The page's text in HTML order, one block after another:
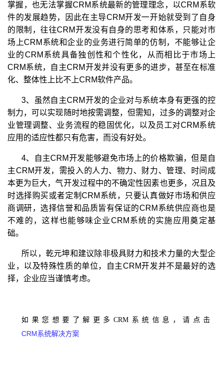
掌握，也无法掌握CRM系统最新的管理理念，以CRM系软
件的发展趋势，因此在主导CRM开发一开始就受到了自身
的限制，往往CRM开发没有自身的思考和体系，只能对市
场上CRM系统和企业的业务进行简单的仿制，不能够让企
业的CRM系统具备独创性和个性化，从而相比于市场上
CRM系统，自主CRM开发并没有更多的进步，甚至在标准
化、整体性上比不上CRM软件产品。
3、虽然自主CRM开发的企业对与系统本身有更强的控
制力，可以实现随时地按需调整，但需知，过多的调整对企
业管理调整、业务流程的稳固优化，以及员工对CRM系统
应用的适应性都只有危害，而没有好处。
4、自主CRM开发能够避免市场上的价格欺骗，但是自
主CRM开发，需投入的人力、物力、财力、管理、时间成
本更为巨大，气开发过程中的不确定性因素也更多，况且及
时选择购买或者定制CRM系统，只要认真做好市场和供应
商调研，选择信誉和品质皆有保证的CRM系统供应商也是
不难的，这样也能够味企业CRM系统的实施应用奠定基
础。
所以，乾元坤和建议除非极具财力和技术力量的大型企
业，以及特殊性质的单位，自主CRM开发并不是最好的选
择，企业应当谨慎考虑。
如果您想要了解更多CRM系统信息，请点击
CRM系统解决方案